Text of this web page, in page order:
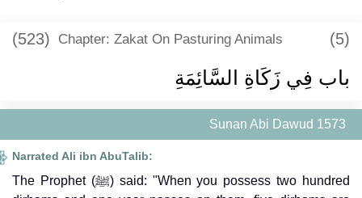
(523) Chapter: Zakat On Pasturing Animals (5)
باب فِي زَكَاةِ السَّائِمَةِ
Sunan Abi Dawud 1573
Narrated Ali ibn AbuTalib:
The Prophet (ﷺ) said: "When you possess two hundred